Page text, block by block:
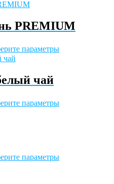
PREMIUM
параметрыЭтот
можно
чай
параметрыЭтот
можно
параметрыЭтот